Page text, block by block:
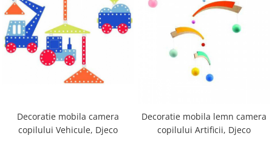
Decoratie mobila camera
copilului Vehicule, Djeco
Decoratie mobila lemn camera
copilului Artificii, Djeco